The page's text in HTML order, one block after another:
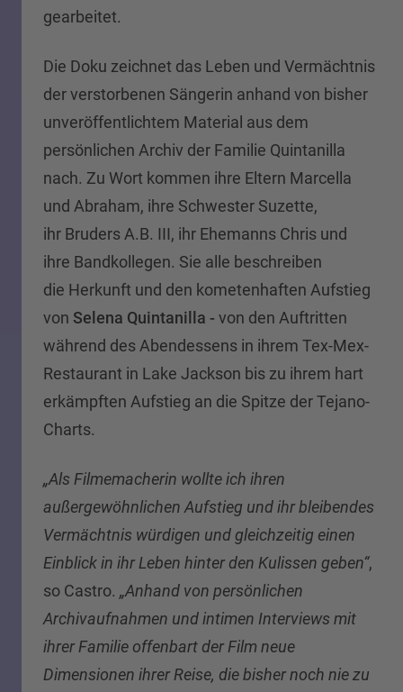
gearbeitet.
Die Doku zeichnet das Leben und Vermächtnis
der verstorbenen Sängerin anhand von bisher
unveröffentlichtem Material aus dem
persönlichen Archiv der Familie Quintanilla
nach. Zu Wort kommen ihre Eltern Marcella
und Abraham, ihre Schwester Suzette,
ihr Bruders A.B. III, ihr Ehemanns Chris und
ihre Bandkollegen. Sie alle beschreiben
die Herkunft und den kometenhaften Aufstieg
von Selena Quintanilla - von den Auftritten
während des Abendessens in ihrem Tex-Mex-
Restaurant in Lake Jackson bis zu ihrem hart
erkämpften Aufstieg an die Spitze der Tejano-
Charts.
„Als Filmemacherin wollte ich ihren
außergewöhnlichen Aufstieg und ihr bleibendes
Vermächtnis würdigen und gleichzeitig einen
Einblick in ihr Leben hinter den Kulissen geben“,
so Castro. „Anhand von persönlichen
Archivaufnahmen und intimen Interviews mit
ihrer Familie offenbart der Film neue
Dimensionen ihrer Reise, die bisher noch nie zu